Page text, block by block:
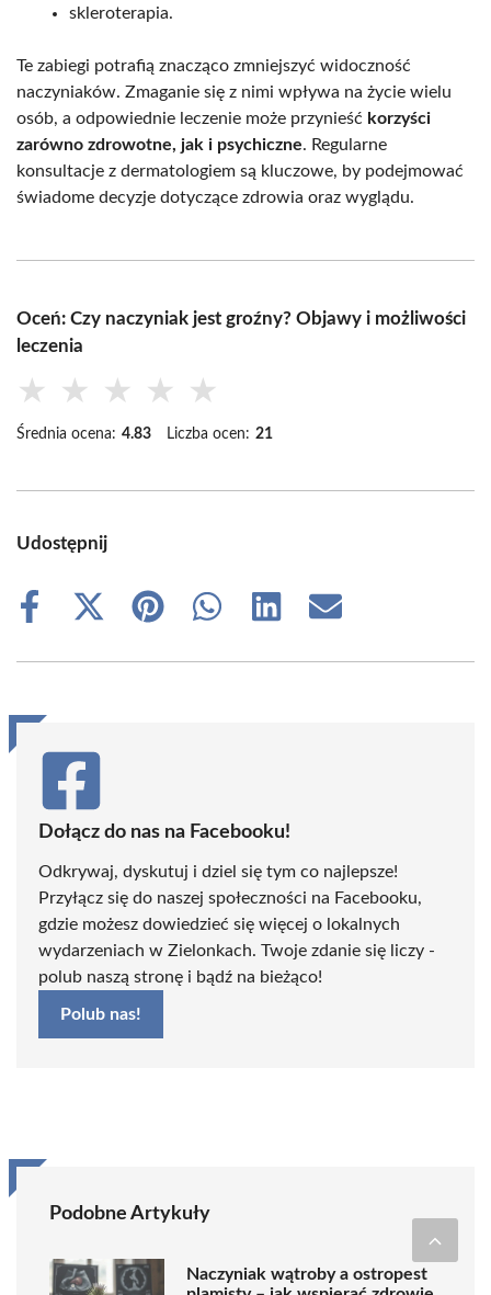
skleroterapia.
Te zabiegi potrafią znacząco zmniejszyć widoczność
naczyniaków. Zmaganie się z nimi wpływa na życie wielu
osób, a odpowiednie leczenie może przynieść korzyści
zarówno zdrowotne, jak i psychiczne. Regularne
konsultacje z dermatologiem są kluczowe, by podejmować
świadome decyzje dotyczące zdrowia oraz wyglądu.
Oceń: Czy naczyniak jest groźny? Objawy i możliwości
leczenia
★ ★ ★ ★ ★
Średnia ocena: 4.83 Liczba ocen: 21
Udostępnij
Share
Share
(Twitter)
Share
Share
Share
Share
Dołącz do nas na Facebooku!
Odkrywaj, dyskutuj i dziel się tym co najlepsze!
Przyłącz się do naszej społeczności na Facebooku,
gdzie możesz dowiedzieć się więcej o lokalnych
wydarzeniach w Zielonkach. Twoje zdanie się liczy -
polub naszą stronę i bądź na bieżąco!
Polub nas!
Podobne Artykuły
Naczyniak wątroby a ostropest